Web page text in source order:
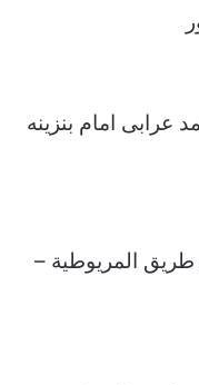
عرابى امام بنزينه
المريوطية –